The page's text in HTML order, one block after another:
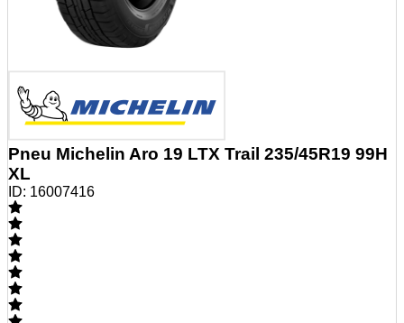
Pneu Michelin Aro 19 LTX Trail 235/45R19 99H
XL
ID: 16007416